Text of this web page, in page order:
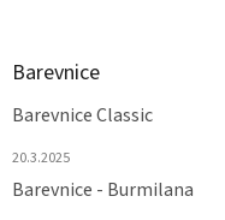
Barevnice
Barevnice Classic
20.3.2025
Barevnice - Burmilana